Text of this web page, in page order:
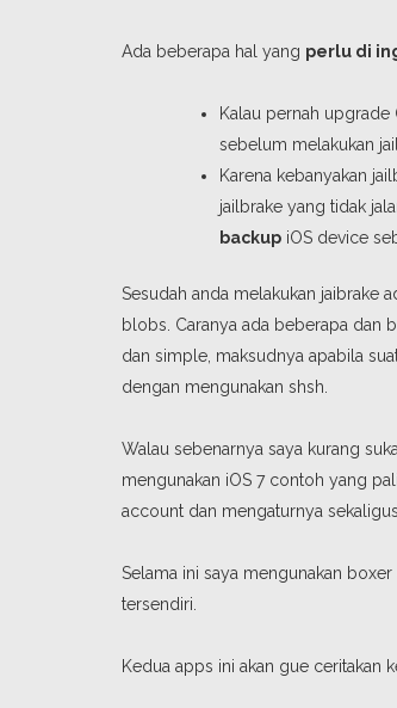
Ada beberapa hal yang perlu di
Kalau pernah upgrade
sebelum melakukan
Karena kebanyakan
jailbrake yang tidak
backup iOS device
Sesudah anda melakukan jaibrake
blobs. Caranya ada beberapa dan
dan simple, maksudnya apabila
dengan mengunakan shsh.
Walau sebenarnya saya kurang
mengunakan iOS 7 contoh yang
account dan mengaturnya sekaligus.
Selama ini saya mengunakan
tersendiri.
Kedua apps ini akan gue ceritakan